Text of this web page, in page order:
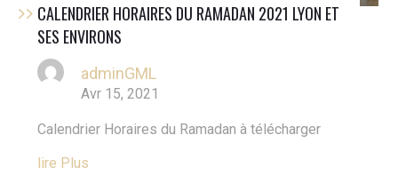
CALENDRIER HORAIRES DU RAMADAN 2021 LYON ET
SES ENVIRONS
adminGML
Avr 15, 2021
Calendrier Horaires du Ramadan à télécharger
Lire Plus